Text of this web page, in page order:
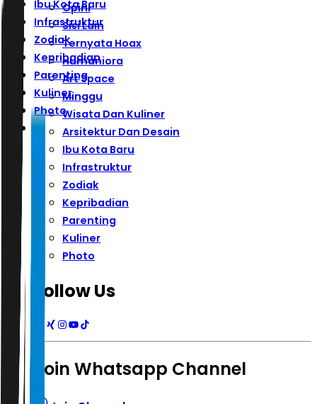
Ibu Kota Baru
Infrastruktur
Zodiak
Kepribadian
Parenting
Kuliner
Photo
Opini
Sisi Lain
Ternyata Hoax
Humaniora
Art Space
Minggu
Wisata Dan Kuliner
Arsitektur Dan Desain
Ibu Kota Baru
Infrastruktur
Zodiak
Kepribadian
Parenting
Kuliner
Photo
Follow Us
Join Whatsapp Channel